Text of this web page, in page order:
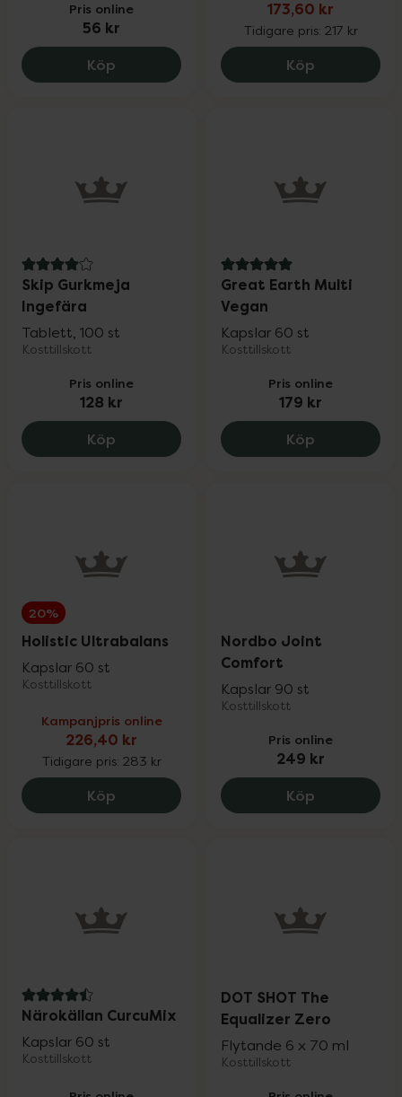
Pris online
56 kr
Köp Great Earth Cal-Mag 600-300 mg, 56
173,60 kr
Tidigare pris: 217 kr
Köp New
4 av 5 i omdöme
Skip Gurkmeja
Ingefära
Tablett, 100 st
Kosttillskott
Pris online
128 kr
Köp Skip Gurkmeja Ingefära, 128 kr.
5 av 5 i omdöme
Great Earth Multi
Vegan
Kapslar 60 st
Kosttillskott
Pris online
179 kr
Köp Great
20%
Holistic Ultrabalans
Kapslar 60 st
Kosttillskott
Kampanjpris online
226,40 kr
Tidigare pris: 283 kr
Köp Holistic Ultrabalans, 226.4 kr.
Nordbo Joint
Comfort
Kapslar 90 st
Kosttillskott
Pris online
249 kr
Köp Nordbo
4.5 av 5 i omdöme
Närokällan CurcuMix
Kapslar 60 st
Kosttillskott
DOT SHOT The
Equalizer Zero
Flytande 6 x 70 ml
Kosttillskott